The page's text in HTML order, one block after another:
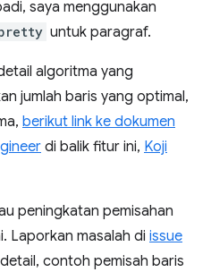
saya menggunakan
untuk paragraf.
algoritma yang
jumlah baris yang optimal,
berikut link ke dokumen
di balik fitur ini, Koji
peningkatan pemisahan
Laporkan masalah di issue
contoh pemisah baris